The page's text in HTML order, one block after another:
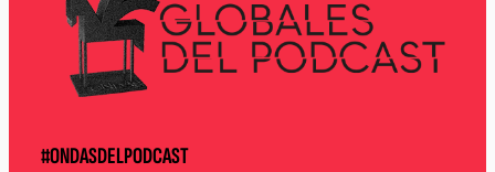
#ONDASDELPODCAST